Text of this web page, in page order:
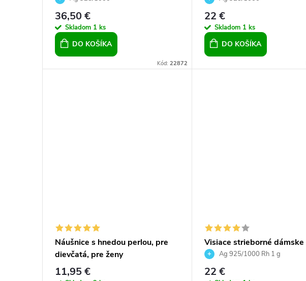
36,50 €
Skladom 1 ks
DO KOŠÍKA
Kód:22872
crystals dark blue
22 €
Skladom 1 ks
DO KOŠÍKA
Náušnice s hnedou perlou, pre
dievčatá, pre ženy
11,95 €
Visiace strieborné dámske
náušnice s perlou Grey sivé
Ag 925/1000 Rh 1 g
22 €